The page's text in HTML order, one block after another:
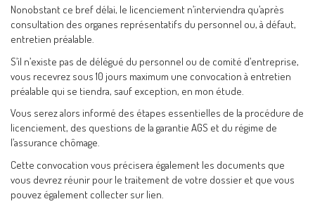
Nonobstant ce bref délai, le licenciement n’interviendra qu’après
consultation des organes représentatifs du personnel ou, à défaut,
entretien préalable.
S’il n’existe pas de délégué du personnel ou de comité d’entreprise,
vous recevrez sous 10 jours maximum une convocation à entretien
préalable qui se tiendra, sauf exception, en mon étude.
Vous serez alors informé des étapes essentielles de la procédure de
licenciement, des questions de la garantie AGS et du régime de
l’assurance chômage.
Cette convocation vous précisera également les documents que
vous devrez réunir pour le traitement de votre dossier et que vous
pouvez également collecter sur lien.